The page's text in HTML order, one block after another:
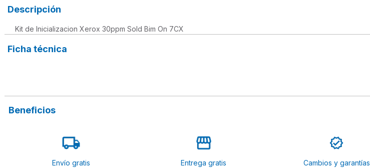
Descripción
Kit de Inicializacion Xerox 30ppm Sold Bim On 7CX
Ficha técnica
Beneficios
Envío gratis Entrega gratis Cambios y garantías